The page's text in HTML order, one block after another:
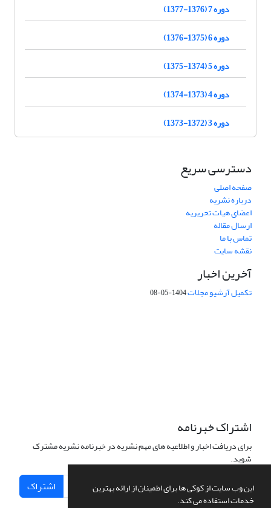
این وب سایت از کوکی ها برای اطمینان از ارائه بهترین
خدمات استفاده می کند.
دوره 7 (1376-1377)
دوره 6 (1375-1376)
دوره 5 (1374-1375)
دوره 4 (1373-1374)
دوره 3 (1372-1373)
دسترسی سریع
صفحه اصلی
درباره نشریه
اعضای هیات تحریریه
ارسال مقاله
تماس با ما
نقشه سایت
آخرین اخبار
تکمیل آرشیو مجلات1404-05-08
اشتراک خبرنامه
برای دریافت اخبار و اطلاعیه های مهم نشریه در خبرنامه نشریه مشترک
شوید.
اشتراک